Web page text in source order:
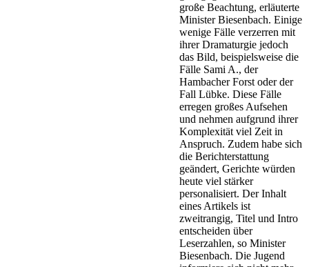
große Beachtung, erläuterte
Minister Biesenbach. Einige
wenige Fälle verzerren mit
ihrer Dramaturgie jedoch
das Bild, beispielsweise die
Fälle Sami A., der
Hambacher Forst oder der
Fall Lübke. Diese Fälle
erregen großes Aufsehen
und nehmen aufgrund ihrer
Komplexität viel Zeit in
Anspruch. Zudem habe sich
die Berichterstattung
geändert, Gerichte würden
heute viel stärker
personalisiert. Der Inhalt
eines Artikels ist
zweitrangig, Titel und Intro
entscheiden über
Leserzahlen, so Minister
Biesenbach. Die Jugend